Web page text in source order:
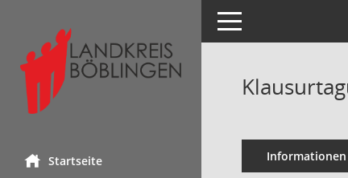
Startseite
Toggle navigation
Informationen